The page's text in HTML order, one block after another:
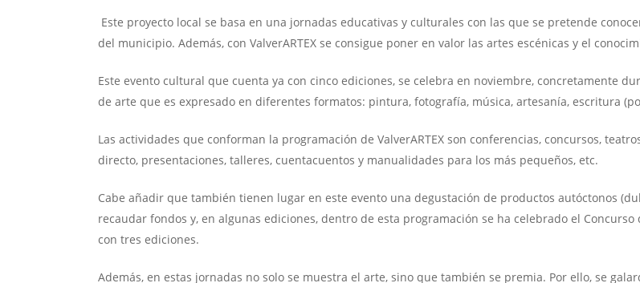
Este proyecto local se basa en una jornadas educativas y culturales con las que se pretende
del municipio. Además, con ValverARTEX se consigue poner en valor las artes escénicas y el
Este evento cultural que cuenta ya con cinco ediciones, se celebra en noviembre, concretamente
de arte que es expresado en diferentes formatos: pintura, fotografía, música, artesanía, escritura
Las actividades que conforman la programación de ValverARTEX son conferencias, concursos,
directo, presentaciones, talleres, cuentacuentos y manualidades para los más pequeños, etc.
Cabe añadir que también tienen lugar en este evento una degustación de productos autóctonos
recaudar fondos y, en algunas ediciones, dentro de esta programación se ha celebrado el Concurso
con tres ediciones.
Además, en estas jornadas no solo se muestra el arte, sino que también se premia. Por ello, se